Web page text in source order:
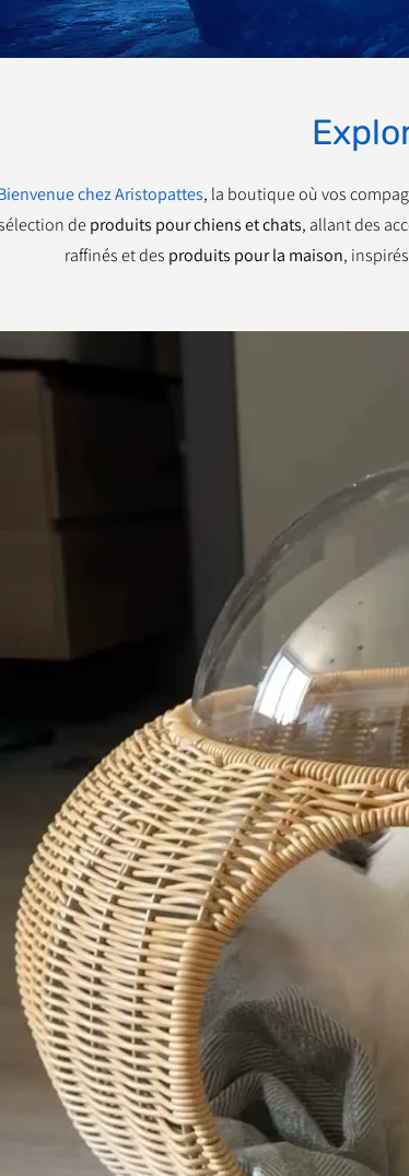
chez Aristopattes, la boutique où vos
deproduits pour chiens et chats, allant des
raffinés et des produits pour la maison,